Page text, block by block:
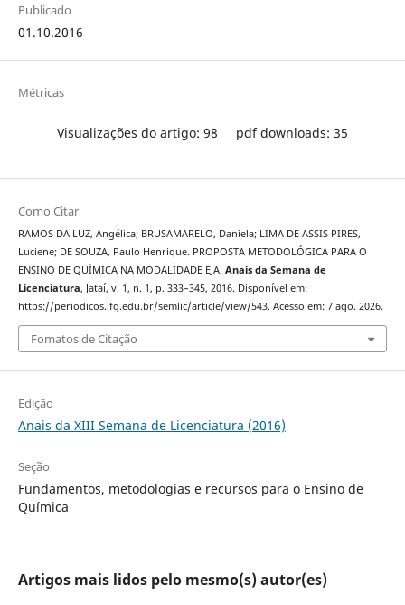
Publicado
01.10.2016
Métricas
Visualizações do artigo: 98 pdf downloads: 35
Como Citar
RAMOS DA LUZ, Angélica; BRUSAMARELO, Daniela; LIMA DE ASSIS PIRES,
Luciene; DE SOUZA, Paulo Henrique. PROPOSTA METODOLÓGICA PARA O
ENSINO DE QUÍMICA NA MODALIDADE EJA. Anais da Semana de
Licenciatura, Jataí, v. 1, n. 1, p. 333–345, 2016. Disponível em:
https://periodicos.ifg.edu.br/semlic/article/view/543. Acesso em: 7 ago. 2026.
Fomatos de Citação
Edição
Anais da XIII Semana de Licenciatura (2016)
Seção
Fundamentos, metodologias e recursos para o Ensino de
Química
Artigos mais lidos pelo mesmo(s) autor(es)